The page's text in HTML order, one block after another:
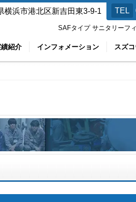
横浜市港北区新吉田東3-9-1 TEL
SAFタイプ サニタリー
紹介 インフォメーション スズ